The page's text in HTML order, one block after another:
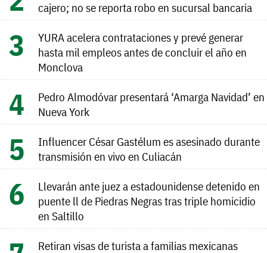
cajero; no se reporta robo en sucursal bancaria
YURA acelera contrataciones y prevé generar
hasta mil empleos antes de concluir el año en
Monclova
Pedro Almodóvar presentará ‘Amarga Navidad’ en
Nueva York
Influencer César Gastélum es asesinado durante
transmisión en vivo en Culiacán
Llevarán ante juez a estadounidense detenido en
puente ll de Piedras Negras tras triple homicidio
en Saltillo
Retiran visas de turista a familias mexicanas